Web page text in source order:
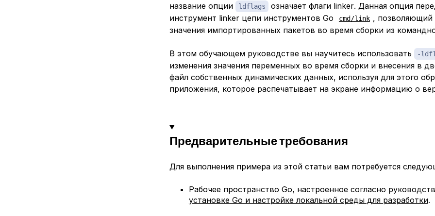
название опции
ldflags означает флаги linker. Данная опция
инструмент linker цепи инструментов Go
cmd/link , позволяющий
значения импортированных пакетов во время сборки из
В этом обучающем руководстве вы научитесь использовать -
изменения значения переменных во время сборки и внесения в
файл собственных динамических данных, используя для этого
приложения, которое распечатывает на экране информацию о
Предварительные требования
Для выполнения примера из этой статьи вам потребуется
Рабочее пространство Go, настроенное согласно
установке Go и настройке локальной среды для разработки.